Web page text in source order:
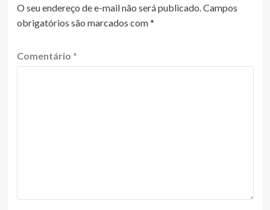
O seu endereço de e-mail não será publicado.Campos
obrigatórios são marcados com*
Comentário *